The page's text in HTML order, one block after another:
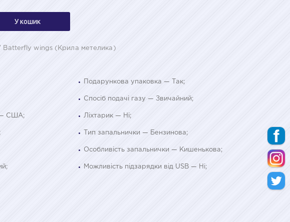
У кошик
Batterfly wings (Крила метелика)
Подарункова упаковка — Так;
Спосіб подачі газу — Звичайний;
— США; Ліхтарик — Ні;
Тип запальнички — Бензинова;
Особливість запальнички — Кишенькова;
Можливість підзарядки від USB — Ні;